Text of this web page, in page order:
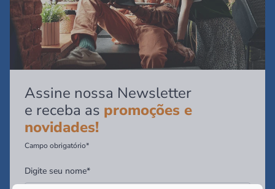
Assine nossa Newsletter
e receba as promoções e
novidades!
Campo obrigatório*
Digite seu nome*